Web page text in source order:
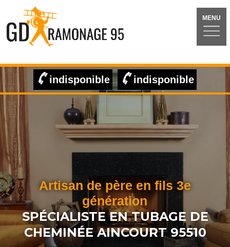
MENU
indisponible indisponible
Artisan de père en fils 3e
génération
SPÉCIALISTE EN TUBAGE DE
CHEMINÉE AINCOURT 95510